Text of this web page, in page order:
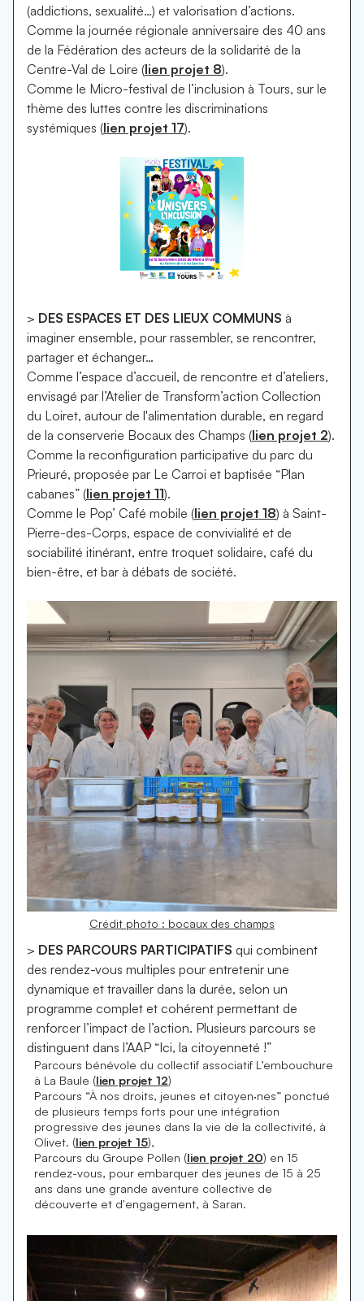
(addictions, sexualité…) et valorisation d’actions.
Comme la journée régionale anniversaire des 40 ans
de la Fédération des acteurs de la solidarité de la
Centre-Val de Loire (lien projet 8).
Comme le Micro-festival de l’inclusion à Tours, sur le
thème des luttes contre les discriminations
systémiques (lien projet 17).
> DES ESPACES ET DES LIEUX COMMUNS à
imaginer ensemble, pour rassembler, se rencontrer,
partager et échanger…
Comme l’espace d’accueil, de rencontre et d’ateliers,
envisagé par l’Atelier de Transform’action Collection
du Loiret, autour de l'alimentation durable, en regard
de la conserverie Bocaux des Champs (lien projet 2).
Comme la reconfiguration participative du parc du
Prieuré, proposée par Le Carroi et baptisée “Plan
cabanes” (lien projet 11).
Comme le Pop’ Café mobile (lien projet 18) à Saint-
Pierre-des-Corps, espace de convivialité et de
sociabilité itinérant, entre troquet solidaire, café du
bien-être, et bar à débats de société.
Crédit photo : bocaux des champs
> DES PARCOURS PARTICIPATIFS qui combinent
des rendez-vous multiples pour entretenir une
dynamique et travailler dans la durée, selon un
programme complet et cohérent permettant de
renforcer l’impact de l’action. Plusieurs parcours se
distinguent dans l’AAP “Ici, la citoyenneté !”
Parcours bénévole du collectif associatif L’embouchure
à La Baule (lien projet 12)
Parcours “À nos droits, jeunes et citoyen·nes” ponctué
de plusieurs temps forts pour une intégration
progressive des jeunes dans la vie de la collectivité, à
Olivet. (lien projet 15),
Parcours du Groupe Pollen (lien projet 20) en 15
rendez-vous, pour embarquer des jeunes de 15 à 25
ans dans une grande aventure collective de
découverte et d'engagement, à Saran.